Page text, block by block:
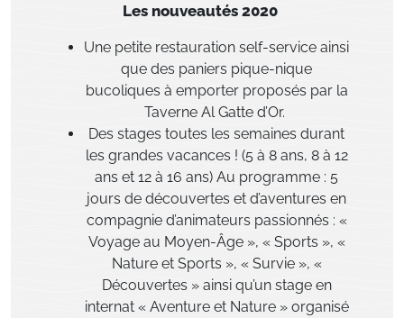
Les nouveautés 2020
Une petite restauration self-service ainsi
que des paniers pique-nique
bucoliques à emporter proposés par la
Taverne Al Gatte d’Or.
Des stages toutes les semaines durant
les grandes vacances ! (5 à 8 ans, 8 à 12
ans et 12 à 16 ans) Au programme : 5
jours de découvertes et d’aventures en
compagnie d’animateurs passionnés : «
Voyage au Moyen-Âge », « Sports », «
Nature et Sports », « Survie », «
Découvertes » ainsi qu’un stage en
internat « Aventure et Nature » organisé